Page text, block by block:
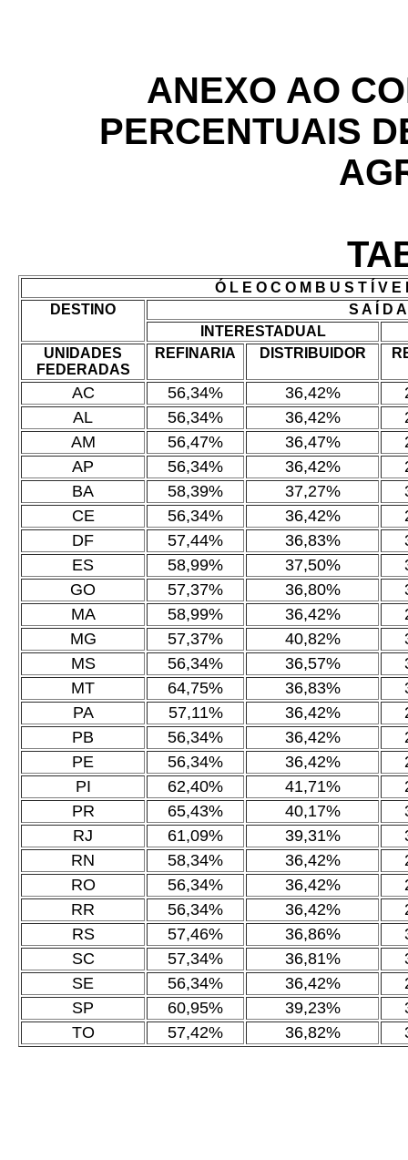
ANEXO AO
PERCENTUAIS
Ó L E O C O M B U S T Í V E
DESTINO
S A Í D A
INTERESTADUAL
UNIDADES
FEDERADAS
REFINARIA DISTRIBUIDOR
AC 56,34% 36,42%
AL
56,34% 36,42%
AM
56,47% 36,47%
AP
56,34% 36,42%
BA
58,39% 37,27%
CE
56,34% 36,42%
DF
57,44% 36,83%
ES
58,99% 37,50%
GO
57,37% 36,80%
MA
58,99% 36,42%
MG
57,37% 40,82%
MS
56,34% 36,57%
MT
64,75% 36,83%
PA
57,11% 36,42%
PB
56,34% 36,42%
PE
56,34% 36,42%
PI
62,40% 41,71%
PR
65,43% 40,17%
RJ
61,09% 39,31%
RN
58,34% 36,42%
RO
56,34% 36,42%
RR
56,34% 36,42%
RS
57,46% 36,86%
SC
57,34% 36,81%
SE
56,34% 36,42%
SP
60,95% 39,23%
TO
57,42% 36,82%